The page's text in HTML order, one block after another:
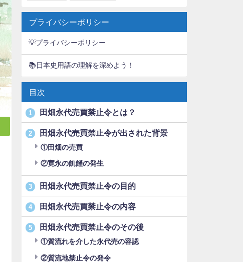
プライバシーポリシー
💡プライバシーポリシー
📚日本史用語の理解を深めよう！
目次
1 田畑永代売買禁止令とは？
2 田畑永代売買禁止令が出された背景
①田畑の売買
②寛永の飢饉の発生
3 田畑永代売買禁止令の目的
4 田畑永代売買禁止令の内容
5 田畑永代売買禁止令のその後
①質流れを介した永代売の容認
②質流地禁止令の発令